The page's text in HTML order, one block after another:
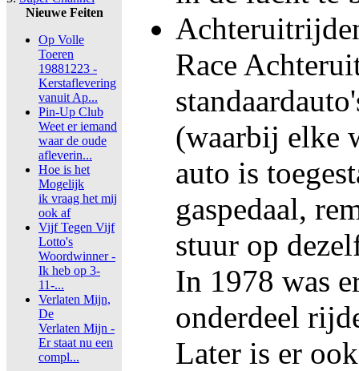
Nieuwe Feiten
Op Volle
Toeren
19881223 -
Kerstaflevering
vanuit Ap...
Pin-Up Club
Weet er iemand
waar de oude
afleverin...
Hoe is het
Mogelijk
ik vraag het mij
ook af
Vijf Tegen Vijf
Lotto's
Woordwinner -
Ik heb op 3-
11-...
Verlaten Mijn,
De
Verlaten Mijn -
Er staat nu een
compl...
Race
(waarbij elke
auto is
gaspedaal,
stuur op
In 1978 was
onderdeel
Later is er